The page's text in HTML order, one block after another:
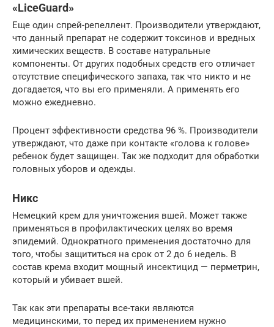
«LiceGuard»
Еще один спрей-репеллент. Производители утверждают,
что данный препарат не содержит токсинов и вредных
химических веществ. В составе натуральные
компоненты. От других подобных средств его отличает
отсутствие специфического запаха, так что никто и не
догадается, что вы его применяли. А применять его
можно ежедневно.
Процент эффективности средства 96 %. Производители
утверждают, что даже при контакте «голова к голове»
ребенок будет защищен. Так же подходит для обработки
головных уборов и одежды.
Никс
Немецкий крем для уничтожения вшей. Может также
применяться в профилактических целях во время
эпидемий. Однократного применения достаточно для
того, чтобы защититься на срок от 2 до 6 недель. В
состав крема входит мощный инсектицид — перметрин,
который и убивает вшей.
Так как эти препараты все-таки являются
медицинскими, то перед их применением нужно